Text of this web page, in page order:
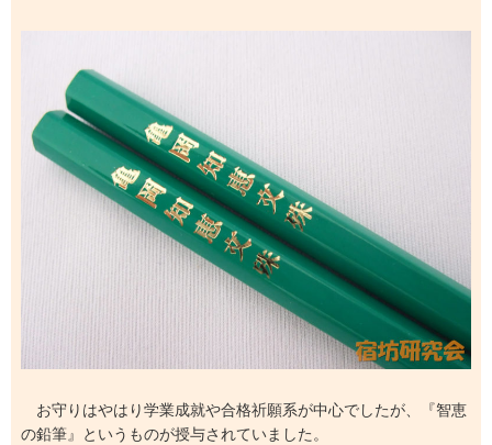
お守りはやはり学業成就や合格祈願系が中心でしたが、『智恵
の鉛筆』というものが授与されていました。